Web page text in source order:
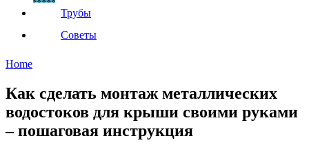
Трубы
Советы
Home
Как сделать монтаж металлических
водостоков для крыши своими руками
– пошаговая инструкция